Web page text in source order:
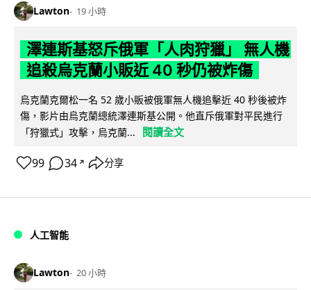
Lawton 19 小時
澤連斯基怒斥俄軍「人肉狩獵」 無人機
追殺烏克蘭小販近 40 秒仍被炸傷
烏克蘭克爾松一名 52 歲小販被俄軍無人機追擊近 40 秒後被炸
傷，影片由烏克蘭總統澤連斯基公開。他直斥俄軍對平民進行
「狩獵式」攻擊，烏克蘭...
閱讀全文
99 34 ↗ 分享
人工智能
Lawton 20 小時